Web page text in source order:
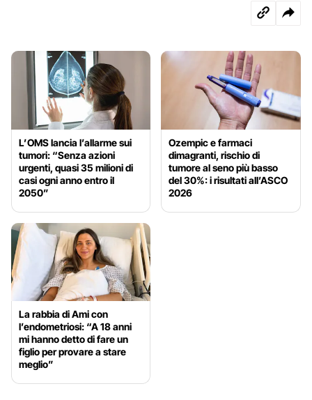
L’OMS lancia l’allarme sui
tumori: “Senza azioni
urgenti, quasi 35 milioni di
casi ogni anno entro il
2050”
Ozempic e farmaci
dimagranti, rischio di
tumore al seno più basso
del 30%: i risultati all’ASCO
2026
La rabbia di Ami con
l’endometriosi: “A 18 anni
mi hanno detto di fare un
figlio per provare a stare
meglio”